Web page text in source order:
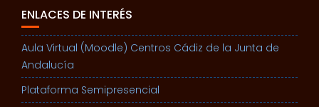
ENLACES DE INTERÉS
Aula Virtual (Moodle) Centros Cádiz de la Junta de
Andalucía
Plataforma Semipresencial